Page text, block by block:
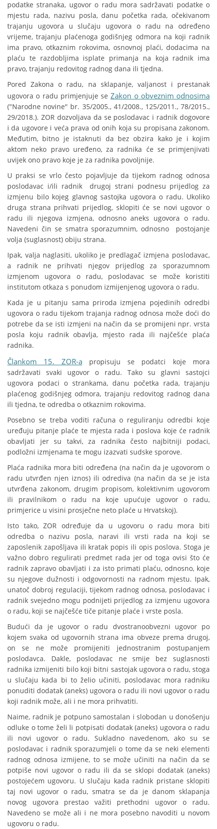
podatke stranaka, ugovor o radu mora sadržavati podatke o
mjestu rada, nazivu posla, danu početka rada, očekivanom
trajanju ugovora u slučaju ugovora o radu na određeno
vrijeme, trajanju plaćenoga godišnjeg odmora na koji radnik
ima pravo, otkaznim rokovima, osnovnoj plaći, dodacima na
plaću te razdobljima isplate primanja na koja radnik ima
pravo, trajanju redovitog radnog dana ili tjedna.
Pored Zakona o radu, na sklapanje, valjanost i prestanak
ugovora o radu primjenjuje seZakon o obveznim odnosima
("Narodne novine" br. 35/2005., 41/2008., 125/2011., 78/2015.,
29/2018.). ZOR dozvoljava da se poslodavac i radnik dogovore
i da ugovore i veća prava od onih koja su propisana zakonom.
Međutim, bitno je istaknuti da bez obzira kako je i kojim
aktom neko pravo uređeno, za radnika će se primjenjivati
uvijek ono pravo koje je za radnika povoljnije.
U praksi se vrlo često pojavljuje da tijekom radnog odnosa
poslodavac i/ili radnik drugoj strani podnesu prijedlog za
izmjenu bilo kojeg glavnog sastojka ugovora o radu. Ukoliko
druga strana prihvati prijedlog, sklopiti će se novi ugovor o
radu ili njegova izmjena, odnosno aneks ugovora o radu.
Navedeni čin se smatra sporazumnim, odnosno postojanje
volja (suglasnost) obiju strana.
Ipak, valja naglasiti, ukoliko je predlagač izmjena poslodavac,
a radnik ne prihvati njegov prijedlog za sporazumnom
izmjenom ugovora o radu, poslodavac se može koristiti
institutom otkaza s ponudom izmijenjenog ugovora o radu.
Kada je u pitanju sama priroda izmjena pojedinih odredbi
ugovora o radu tijekom trajanja radnog odnosa može doći do
potrebe da se isti izmjeni na način da se promijeni npr. vrsta
posla koju radnik obavlja, mjesto rada ili najčešće plaća
radnika.
Člankom 15. ZOR-apropisuju se podatci koje mora
sadržavati svaki ugovor o radu. Tako su glavni sastojci
ugovora podaci o strankama, danu početka rada, trajanju
plaćenog godišnjeg odmora, trajanju redovitog radnog dana
ili tjedna, te odredba o otkaznim rokovima.
Posebno se treba voditi računa o reguliranju odredbi koje
uređuju pitanje plaće te mjesta rada i poslova koje će radnik
obavljati jer su takvi, za radnika često najbitniji podaci,
podložni izmjenama te mogu izazvati sudske sporove.
Plaća radnika mora biti određena (na način da je ugovorom o
radu utvrđen njen iznos) ili odrediva (na način da se je ista
utvrđena zakonom, drugim propisom, kolektivnim ugovorom
ili pravilnikom o radu na koje upućuje ugovor o radu,
primjerice u visini prosječne neto plaće u Hrvatskoj).
Isto tako, ZOR određuje da u ugovoru o radu mora biti
odredba o nazivu posla, naravi ili vrsti rada na koji se
zaposlenik zapošljava ili kratak popis ili opis poslova. Stoga je
važno dobro regulirati predmet rada jer od toga ovisi što će
radnik zapravo obavljati i za isto primati plaću, odnosno, koje
su njegove dužnosti i odgovornosti na radnom mjestu. Ipak,
unatoč dobroj regulaciji, tijekom radnog odnosa, poslodavac i
radnik svejedno mogu podnijeti prijedlog za izmjenu ugovora
o radu, koji se najčešće tiče pitanje plaće i vrste posla.
Budući da je ugovor o radu dvostranoobvezni ugovor po
kojem svaka od ugovornih strana ima obveze prema drugoj,
on se ne može promijeniti jednostranim postupanjem
poslodavca. Dakle, poslodavac ne smije bez suglasnosti
radnika izmijeniti bilo koji bitni sastojak ugovora o radu, stoga
u slučaju kada bi to želio učiniti, poslodavac mora radniku
ponuditi dodatak (aneks) ugovora o radu ili novi ugovor o radu
koji radnik može, ali i ne mora prihvatiti.
Naime, radnik je potpuno samostalan i slobodan u donošenju
odluke o tome želi li potpisati dodatak (aneks) ugovora o radu
ili novi ugovor o radu. Sukladno navedenom, ako su se
poslodavac i radnik sporazumjeli o tome da se neki elementi
radnog odnosa izmijene, to se može učiniti na način da se
potpiše novi ugovor o radu ili da se sklopi dodatak (aneks)
postojećem ugovoru. U slučaju kada radnik pristane sklopiti
taj novi ugovor o radu, smatra se da je danom sklapanja
novog ugovora prestao važiti prethodni ugovor o radu.
Navedeno se može ali i ne mora posebno navoditi u novom
ugovoru o radu.